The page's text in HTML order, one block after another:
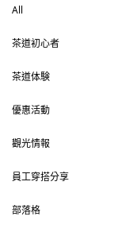
All
茶道初心者
茶道体験
優惠活動
觀光情報
員工穿搭分享
部落格